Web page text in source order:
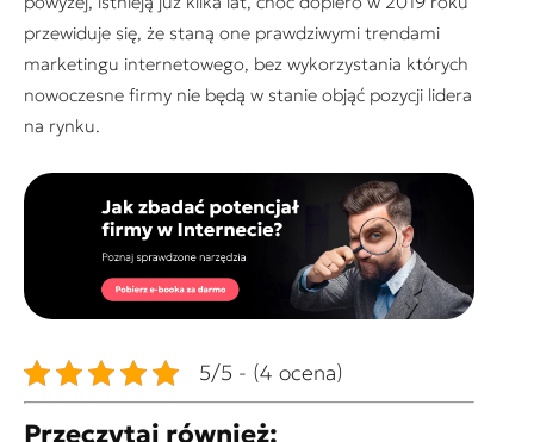
przewiduje się, że staną one prawdziwymi trendami
marketingu internetowego, bez wykorzystania których
nowoczesne firmy nie będą w stanie objąć pozycji lidera
na rynku.
5/5 - (4 ocena)
Przeczytaj również: